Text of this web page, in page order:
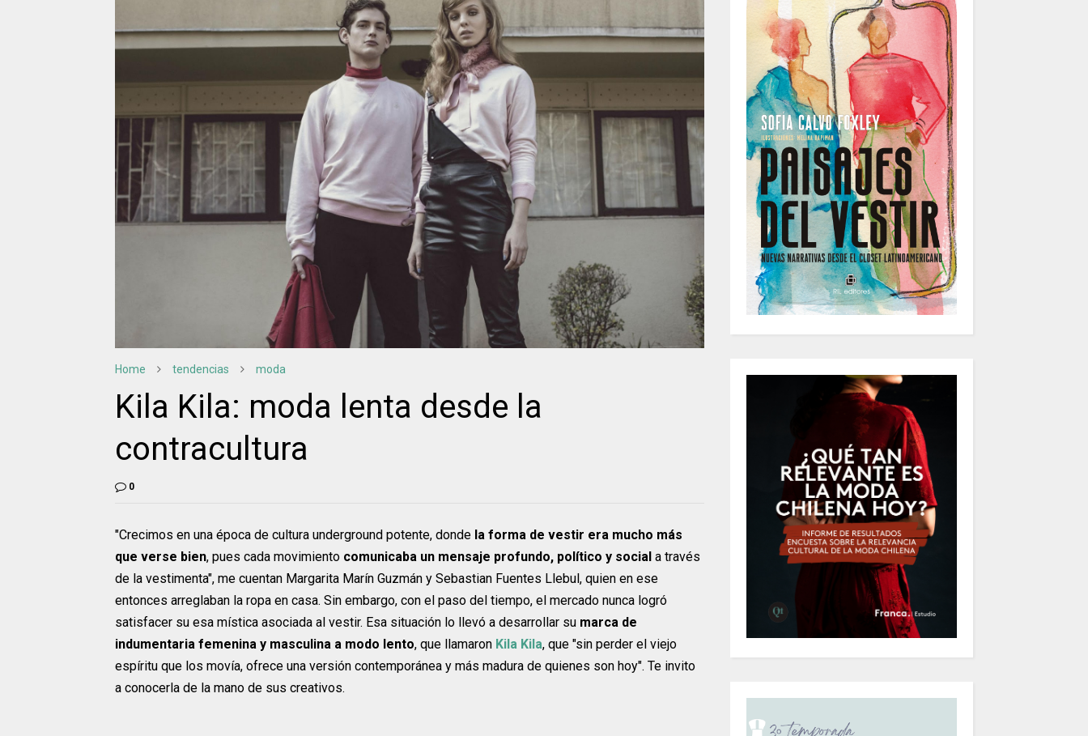
Home tendencias moda
Kila Kila: moda lenta desde la
contracultura
0
"Crecimos en una época de cultura underground potente, donde la forma de vestir era mucho más
que verse bien, pues cada movimiento comunicaba un mensaje profundo, político y social a través
de la vestimenta", me cuentan Margarita Marín Guzmán y Sebastian Fuentes Llebul, quien en ese
entonces arreglaban la ropa en casa. Sin embargo, con el paso del tiempo, el mercado nunca logró
satisfacer su esa mística asociada al vestir. Esa situación lo llevó a desarrollar su marca de
indumentaria femenina y masculina a modo lento, que llamaron Kila Kila, que "sin perder el viejo
espíritu que los movía, ofrece una versión contemporánea y más madura de quienes son hoy". Te invito
a conocerla de la mano de sus creativos.